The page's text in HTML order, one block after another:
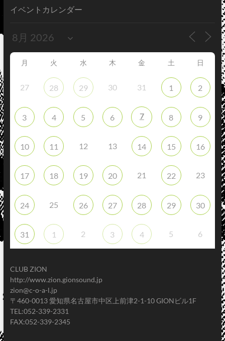
イベントカレンダー
月 火 水 木 金 土 日
27 28 29 30 31 1 2
3 4 5 6 7 8 9
10 11 12 13 14 15 16
17 18 19 20 21 22 23
24 25 26 27 28 29 30
31 1 2 3 4 5 6
CLUB ZION
http://www.zion.gionsound.jp
zion@c-o-a-l.jp
〒460-0013 愛知県名古屋市中区上前津2-1-10 GIONビル1F
TEL:052-339-2331
FAX:052-339-2345